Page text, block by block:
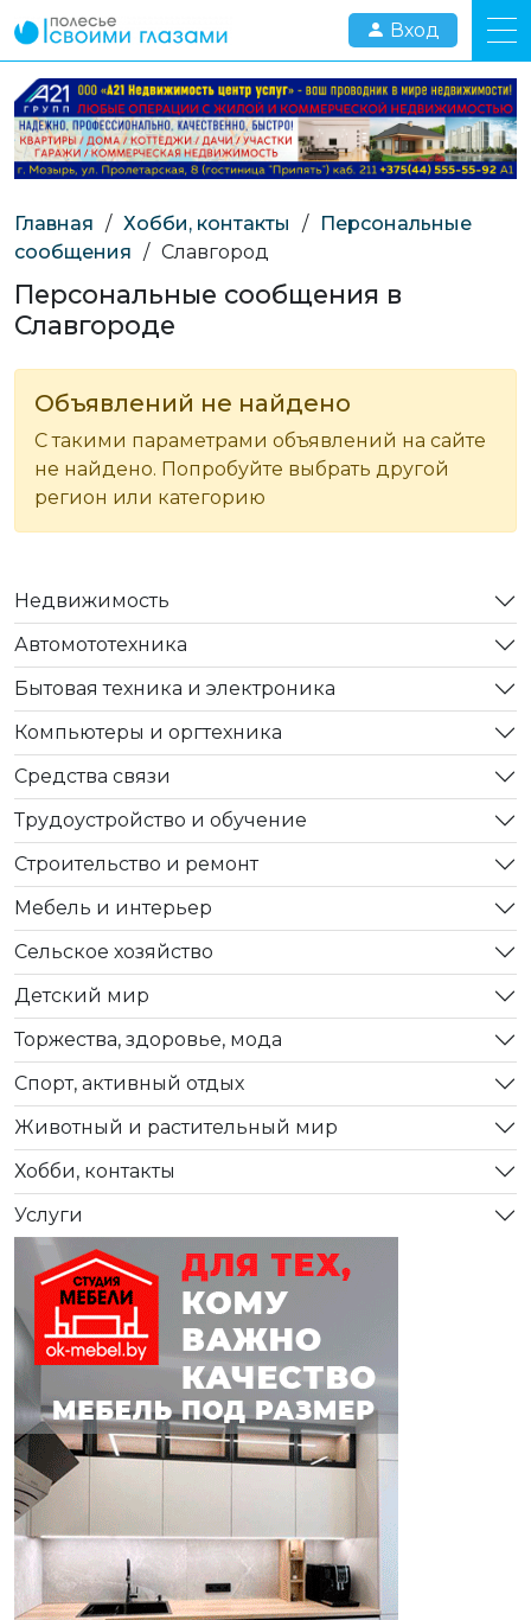
Вход
Главная / Хобби, контакты /
Персональные
сообщения / Славгород
Персональные сообщения в
Славгороде
Объявлений не найдено
С такими параметрами объявлений на сайте
не найдено. Попробуйте выбрать другой
регион или категорию
Недвижимость
Автомототехника
Бытовая техника и электроника
Компьютеры и оргтехника
Средства связи
Трудоустройство и обучение
Строительство и ремонт
Мебель и интерьер
Сельское хозяйство
Детский мир
Торжества, здоровье, мода
Спорт, активный отдых
Животный и растительный мир
Хобби, контакты
Услуги